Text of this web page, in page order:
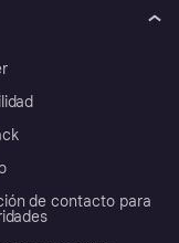
de contacto para